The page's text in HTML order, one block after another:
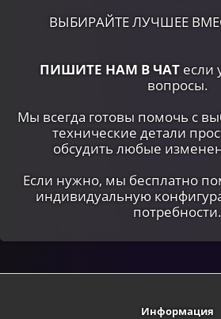
ВЫБИРАЙТЕ ЛУЧШЕЕ
ПИШИТЕ НАМ В ЧАТ если
вопросы.
Мы всегда готовы помочь с
технические детали
обсудить любые
Если нужно, мы бесплатно
индивидуальную
потребности.
Информация